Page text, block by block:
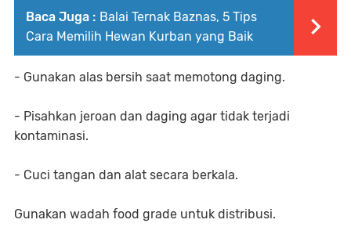
Baca Juga : Balai Ternak Baznas, 5 Tips
Cara Memilih Hewan Kurban yang Baik
- Gunakan alas bersih saat memotong daging.
- Pisahkan jeroan dan daging agar tidak terjadi
kontaminasi.
- Cuci tangan dan alat secara berkala.
Gunakan wadah food grade untuk distribusi.